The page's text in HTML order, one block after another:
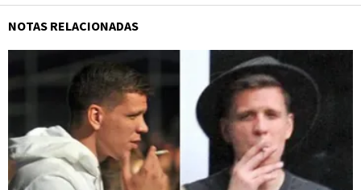
NOTAS RELACIONADAS